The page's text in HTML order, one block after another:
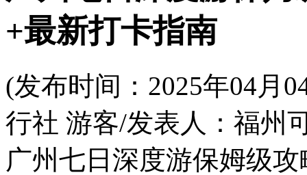
+最新打卡指南
(发布时间：2025年04月
行社 游客/发表人：福州
广州七日深度游保姆级